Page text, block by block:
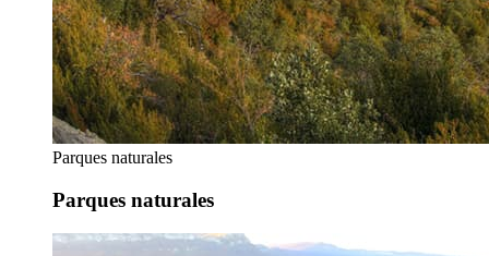
Parques naturales
Parques naturales